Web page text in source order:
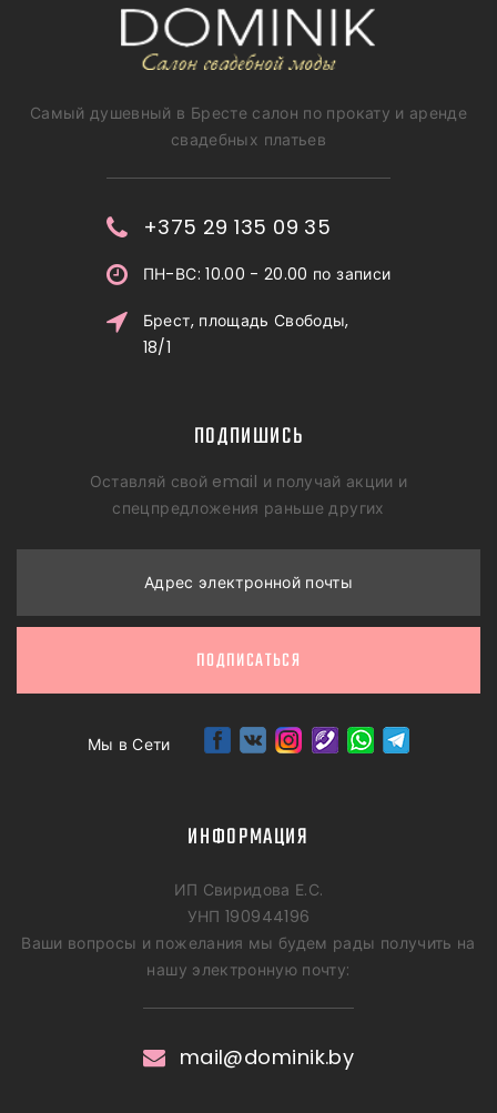
Самый душевный в Бресте салон по прокату и аренде
свадебных платьев
+375 29 135 09 35
ПН-ВС: 10.00 - 20.00 по записи
Брест, площадь Свободы,
18/1
ПОДПИШИСЬ
Оставляй свой email и получай акции и
спецпредложения раньше других
Адрес электронной почты
ПОДПИСАТЬСЯ
Мы в Сети
ИНФОРМАЦИЯ
ИП Свиридова Е.С.
УНП 190944196
Ваши вопросы и пожелания мы будем рады получить на
нашу электронную почту:
mail@dominik.by